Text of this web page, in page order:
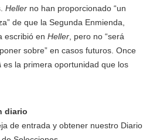
Heller no han proporcionado “un
de que la Segunda Enmienda,
escribió en Heller , pero no “será
sobre” en casos futuros. Once
es la primera oportunidad que los
diario
de entrada y obtener nuestro Diario